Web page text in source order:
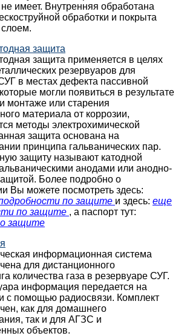
имеет. Внутренняя обработана
обработки и покрыта
защита
защита применяется в целях
резервуаров для
в местах дефекта пассивной
могли появиться в результате
монтаже или старения
материала от коррозии,
методы электрохимической
защита основана на
принципа гальванических пар.
защиту называют катодной
анодами или анодно-
Более подробно о
Вы можете посмотреть здесь:
по защите и здесь: еще
по защите , а паспорт тут:
защите
информационная система
для дистанционного
количества газа в резервуаре СУГ.
информация передается на
с помощью радиосвязи. Комплект
как для домашнего
так и для АГЗС и
объектов.